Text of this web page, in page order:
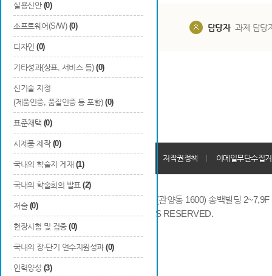
실용신안 (0)
소프트웨어(S/W) (0)
디자인 (0)
기타성과(상표, 서비스 등) (0)
신기술 지정
(제품인증, 품질인증 등 포함) (0)
표준채택 (0)
시제품 제작 (0)
국내외 학술지 게재 (1)
국내외 학술회의 발표 (2)
저술 (0)
현장시험 및 검증 (0)
국내외 장·단기 연수지원성과 (0)
인력양성 (3)
담당부서 해당 사업실 담당자 과제 담당
개인정보처리방침 저작권정책 이메일무단수집
14066 경기도 안양시 동안구 시민대로 286 (관양동 1600) 송백빌딩
COPYRIGHTS © 2014 KAIA, ALL RIGHTS RESERVED.